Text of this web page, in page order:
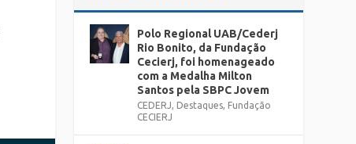
Polo Regional UAB/Cederj
Rio Bonito, da Fundação
Cecierj, foi homenageado
com a Medalha Milton
Santos pela SBPC Jovem
CEDERJ, Destaques, Fundação
CECIERJ